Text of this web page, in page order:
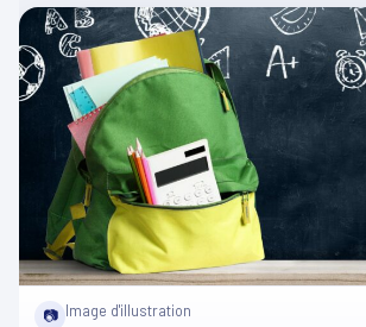
📷 Image d'illustration